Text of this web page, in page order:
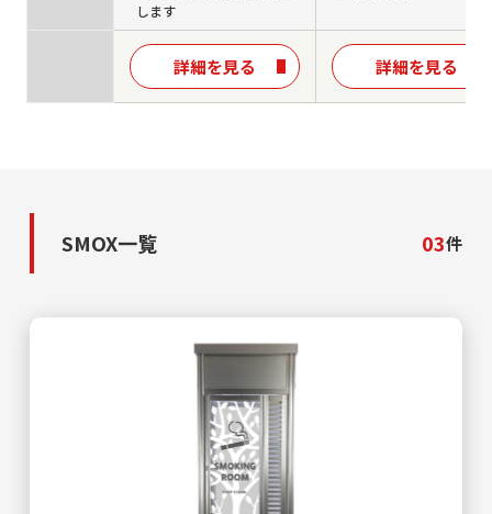
します
詳細を見る 詳細を見る
SMOX一覧 03件